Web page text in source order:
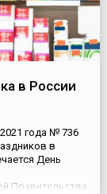
в России
года № 736
в
День
Правительства